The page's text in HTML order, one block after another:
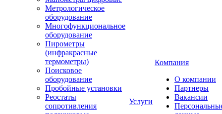
Метрологическое
оборудование
Многофункциональное
оборудование
Пирометры
(инфракрасные
термометры)
Поисковое
оборудование
Пробойные установки
Реостаты
сопротивления
Услуги
Компания
О компании
Партнеры
Вакансии